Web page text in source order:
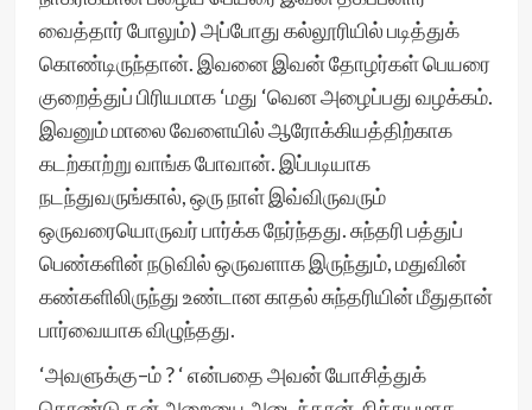
வைத்தார் போலும்) அப்போது கல்லூரியில் படித்துக்
கொண்டிருந்தான். இவனை இவன் தோழர்கள் பெயரை
குறைத்துப் பிரியமாக ‘மது ‘வென அழைப்பது வழக்கம்.
இவனும் மாலை வேளையில் ஆரோக்கியத்திற்காக
கடற்காற்று வாங்க போவான். இப்படியாக
நடந்துவருங்கால், ஒரு நாள் இவ்விருவரும்
ஒருவரையொருவர் பார்க்க நேர்ந்தது. சுந்தரி பத்துப்
பெண்களின் நடுவில் ஒருவளாக இருந்தும், மதுவின்
கண்களிலிருந்து உண்டான காதல் சுந்தரியின் மீதுதான்
பார்வையாக விழுந்தது.
‘அவளுக்கு–ம் ? ‘ என்பதை அவன் யோசித்துக்